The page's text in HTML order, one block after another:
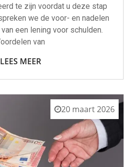
te zijn voordat u deze stap
we de voor- en nadelen
een lening voor schulden.
van
LEES MEER
20 maart 2026